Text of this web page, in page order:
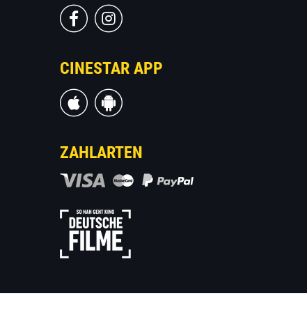
CINESTAR APP
ZAHLARTEN